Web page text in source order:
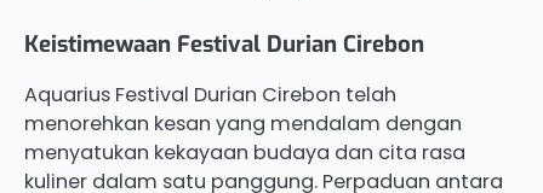
Keistimewaan Festival Durian Cirebon
Aquarius Festival Durian Cirebon telah
menorehkan kesan yang mendalam dengan
menyatukan kekayaan budaya dan cita rasa
kuliner dalam satu panggung. Perpaduan antara